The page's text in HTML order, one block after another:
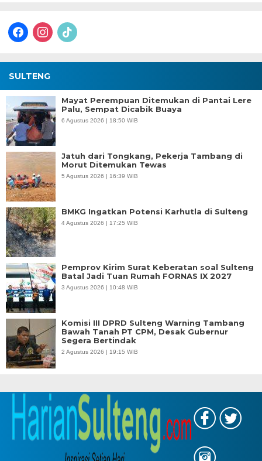
facebookinstagram
tiktok
SULTENG
Mayat Perempuan Ditemukan di Pantai Lere
Palu, Sempat Dicabik Buaya
6 Agustus 2026 | 18:50 WIB
Jatuh dari Tongkang, Pekerja Tambang di
Morut Ditemukan Tewas
5 Agustus 2026 | 16:39 WIB
BMKG Ingatkan Potensi Karhutla di Sulteng
4 Agustus 2026 | 17:25 WIB
Pemprov Kirim Surat Keberatan soal Sulteng
Batal Jadi Tuan Rumah FORNAS IX 2027
3 Agustus 2026 | 10:48 WIB
Komisi III DPRD Sulteng Warning Tambang
Bawah Tanah PT CPM, Desak Gubernur
Segera Bertindak
2 Agustus 2026 | 19:15 WIB